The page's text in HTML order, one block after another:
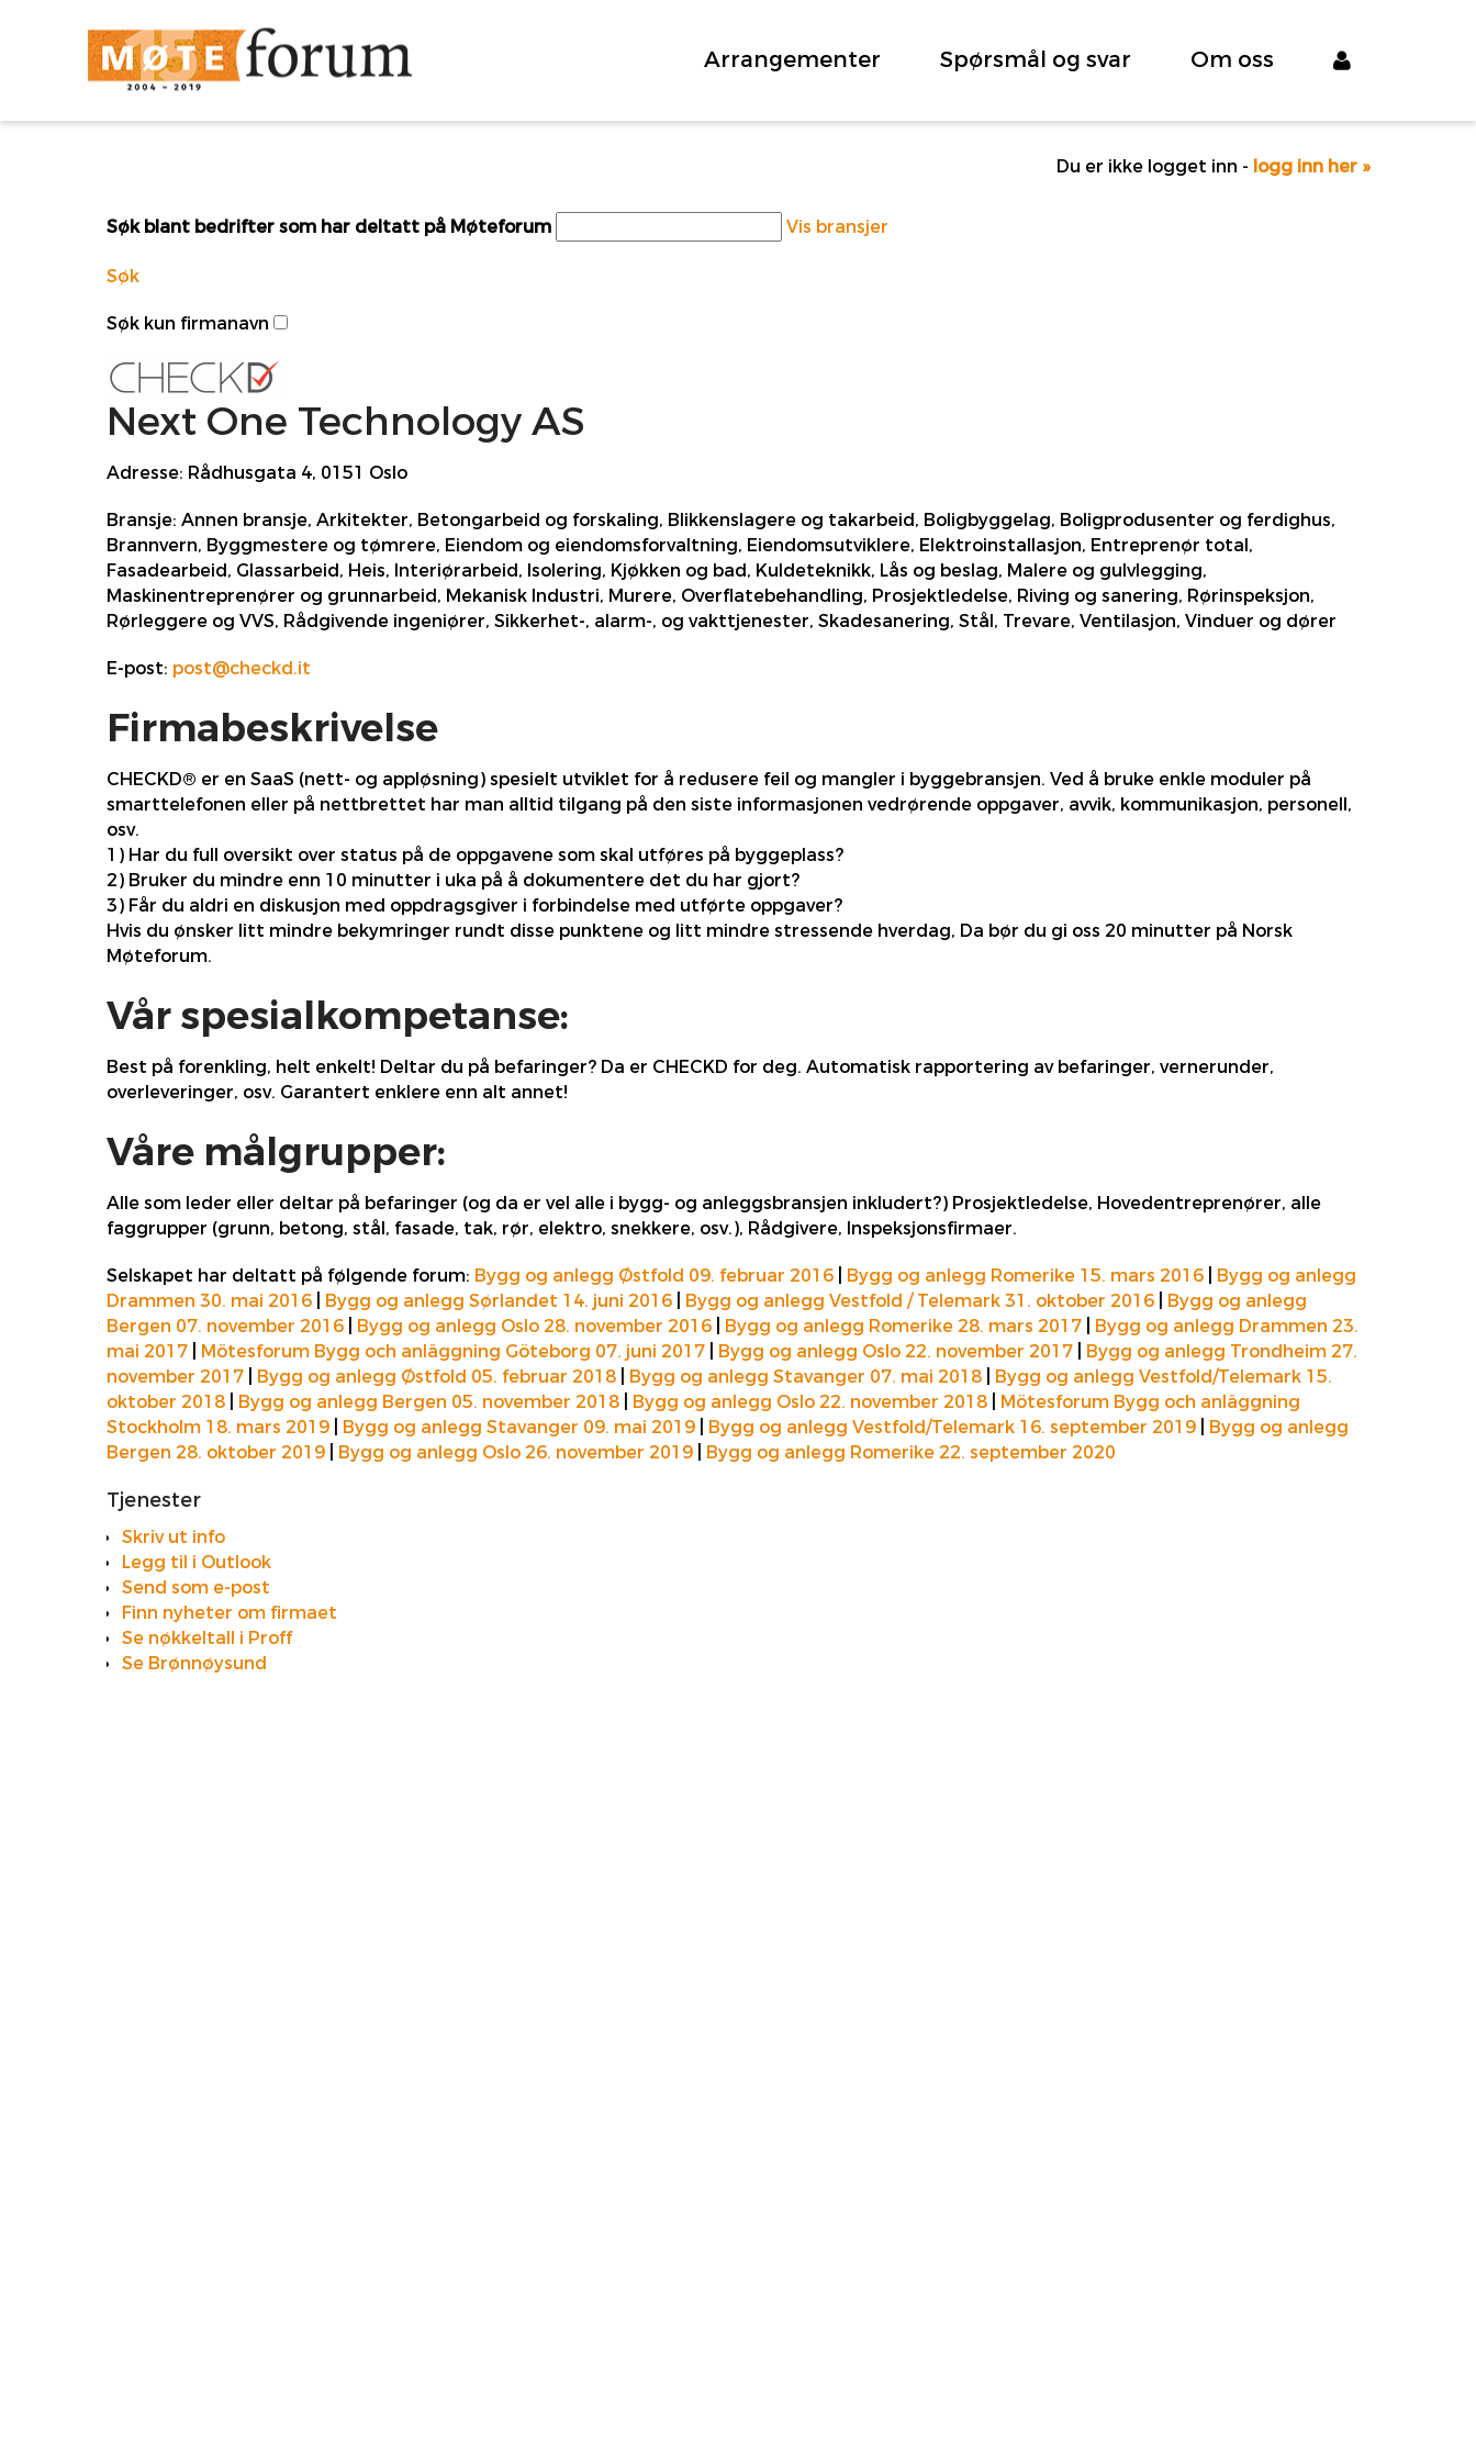
Arrangementer Spørsmål og svar Om oss
Du er ikke logget inn - logg inn her »
Søk blant bedrifter som har deltatt på Møteforum Vis bransjer
Søk
Søk kun firmanavn
Next One Technology AS
Adresse: Rådhusgata 4, 0151 Oslo
Bransje: Annen bransje, Arkitekter, Betongarbeid og forskaling, Blikkenslagere og takarbeid, Boligbyggelag, Boligprodusenter og ferdighus,
Brannvern, Byggmestere og tømrere, Eiendom og eiendomsforvaltning, Eiendomsutviklere, Elektroinstallasjon, Entreprenør total,
Fasadearbeid, Glassarbeid, Heis, Interiørarbeid, Isolering, Kjøkken og bad, Kuldeteknikk, Lås og beslag, Malere og gulvlegging,
Maskinentreprenører og grunnarbeid, Mekanisk Industri, Murere, Overflatebehandling, Prosjektledelse, Riving og sanering, Rørinspeksjon,
Rørleggere og VVS, Rådgivende ingeniører, Sikkerhet-, alarm-, og vakttjenester, Skadesanering, Stål, Trevare, Ventilasjon, Vinduer og dører
E-post: post@checkd.it
Firmabeskrivelse
CHECKD® er en SaaS (nett- og appløsning) spesielt utviklet for å redusere feil og mangler i byggebransjen. Ved å bruke enkle moduler på
smarttelefonen eller på nettbrettet har man alltid tilgang på den siste informasjonen vedrørende oppgaver, avvik, kommunikasjon, personell,
osv.
1) Har du full oversikt over status på de oppgavene som skal utføres på byggeplass?
2) Bruker du mindre enn 10 minutter i uka på å dokumentere det du har gjort?
3) Får du aldri en diskusjon med oppdragsgiver i forbindelse med utførte oppgaver?
Hvis du ønsker litt mindre bekymringer rundt disse punktene og litt mindre stressende hverdag, Da bør du gi oss 20 minutter på Norsk
Møteforum.
Vår spesialkompetanse:
Best på forenkling, helt enkelt! Deltar du på befaringer? Da er CHECKD for deg. Automatisk rapportering av befaringer, vernerunder,
overleveringer, osv. Garantert enklere enn alt annet!
Våre målgrupper:
Alle som leder eller deltar på befaringer (og da er vel alle i bygg- og anleggsbransjen inkludert?) Prosjektledelse, Hovedentreprenører, alle
faggrupper (grunn, betong, stål, fasade, tak, rør, elektro, snekkere, osv.), Rådgivere, Inspeksjonsfirmaer.
Selskapet har deltatt på følgende forum: Bygg og anlegg Østfold 09. februar 2016 Bygg og anlegg Romerike 15. mars 2016
Bygg og anlegg
Drammen 30. mai 2016
Bygg og anlegg Sørlandet 14. juni 2016 Bygg og anlegg Vestfold / Telemark 31. oktober 2016
Bygg og anlegg
Bergen 07. november 2016
Bygg og anlegg Oslo 28. november 2016 Bygg og anlegg Romerike 28. mars 2017
Bygg og anlegg Drammen 23.
mai 2017
Mötesforum Bygg och anläggning Göteborg 07. juni 2017 Bygg og anlegg Oslo 22. november 2017
Bygg og anlegg Trondheim 27.
november 2017
Bygg og anlegg Østfold 05. februar 2018 Bygg og anlegg Stavanger 07. mai 2018
Bygg og anlegg Vestfold/Telemark 15.
oktober 2018
Bygg og anlegg Bergen 05. november 2018 Bygg og anlegg Oslo 22. november 2018
Mötesforum Bygg och anläggning
Stockholm 18. mars 2019
Bygg og anlegg Stavanger 09. mai 2019 Bygg og anlegg Vestfold/Telemark 16. september 2019
Bygg og anlegg
Bergen 28. oktober 2019
Bygg og anlegg Oslo 26. november 2019 Bygg og anlegg Romerike 22. september 2020
Tjenester
Skriv ut info
Legg til i Outlook
Send som e-post
Finn nyheter om firmaet
Se nøkkeltall i Proff
Se Brønnøysund